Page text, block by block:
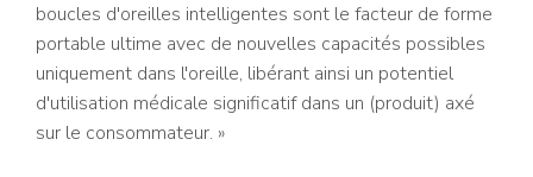
boucles d'oreilles intelligentes sont le facteur de forme
portable ultime avec de nouvelles capacités possibles
uniquement dans l'oreille, libérant ainsi un potentiel
d'utilisation médicale significatif dans un (produit) axé
sur le consommateur. »